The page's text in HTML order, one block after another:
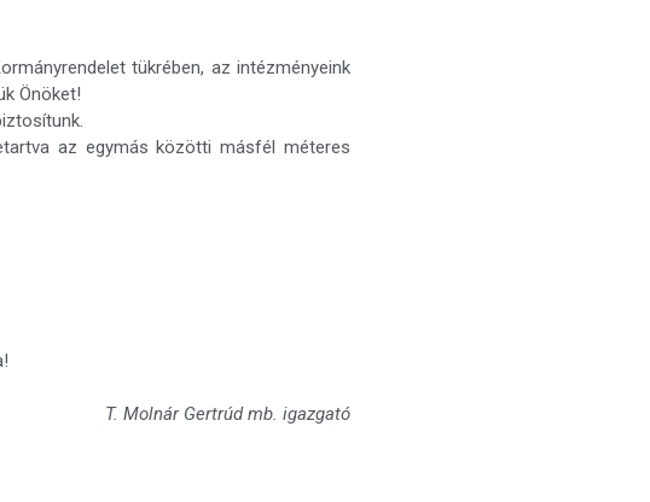
tükrében, az intézményeink
Önöket!
az egymás közötti másfél méteres
T. Molnár Gertrúd mb. igazgató